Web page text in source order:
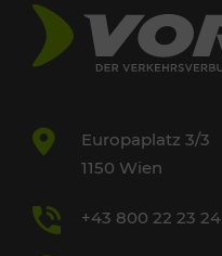
Europaplatz 3/3
1150 Wien
+43 800 22 23 24